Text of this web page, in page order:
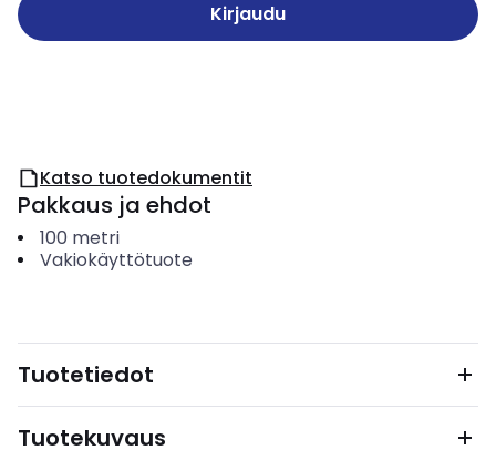
Kirjaudu
Katso tuotedokumentit
Pakkaus ja ehdot
100 metri
Vakiokäyttötuote
Tuotetiedot
Tuotekuvaus